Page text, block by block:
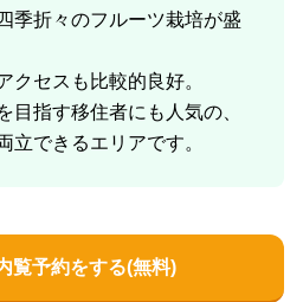
季折々のフルーツ栽培が盛
クセスも比較的良好。
目指す移住者にも人気の、
覧予約をする(無料)